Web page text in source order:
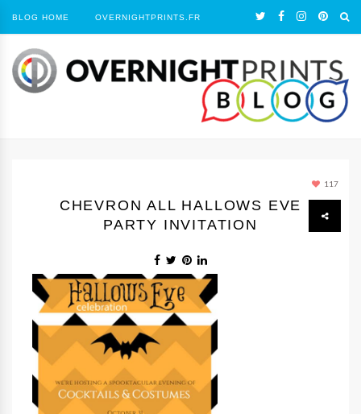
BLOG HOME OVERNIGHTPRINTS.FR
117
CHEVRON ALL HALLOWS EVE
PARTY INVITATION